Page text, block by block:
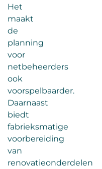
Het
maakt
de
planning
voor
netbeheerders
ook
voorspelbaarder.
Daarnaast
biedt
fabrieksmatige
voorbereiding
van
renovatieonderdelen